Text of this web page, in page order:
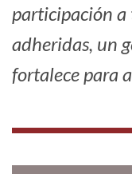
participación a
adheridas, un
fortalece para